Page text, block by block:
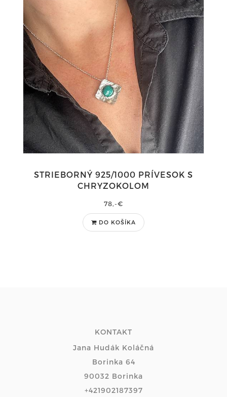
STRIEBORNÝ 925/1000 PRÍVESOK S
CHRYZOKOLOM
78,-€
DO KOŠÍKA
KONTAKT
Jana Hudák Koláčná
Borinka 64
90032 Borinka
+421902187397